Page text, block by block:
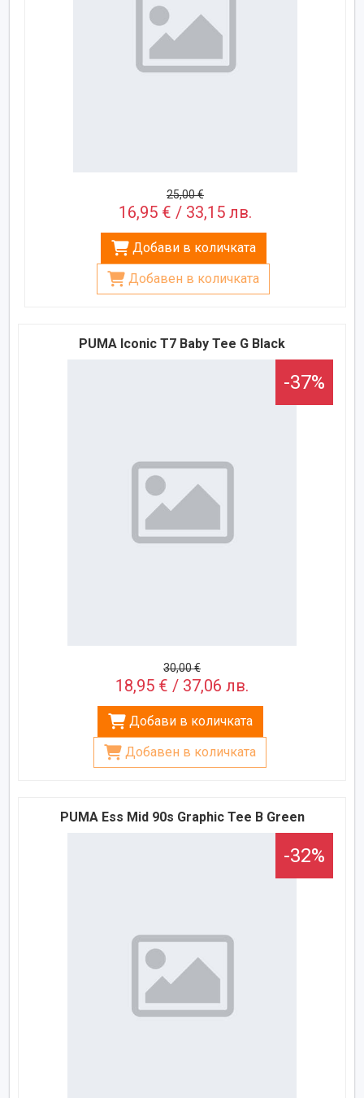
25,00 €
16,95 € / 33,15 лв.
Добави в количката
Добавен в количката
PUMA Iconic T7 Baby Tee G Black
-37%
30,00 €
18,95 € / 37,06 лв.
Добави в количката
Добавен в количката
PUMA Ess Mid 90s Graphic Tee B Green
-32%